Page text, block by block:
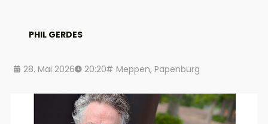
PHIL GERDES
28. Mai 2026 20:20 Meppen, Papenburg